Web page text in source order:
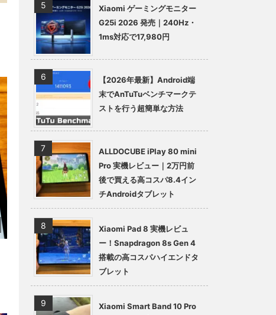
Xiaomi ゲーミングモニター
G25i 2026 発売｜240Hz・
1ms対応で17,980円
【2026年最新】Android端
末でAnTuTuベンチマークテ
ストを行う超簡単な方法
ALLDOCUBE iPlay 80 mini
Pro 実機レビュー｜2万円前
後で買える高コスパ8.4イン
チAndroidタブレット
Xiaomi Pad 8 実機レビュ
ー！Snapdragon 8s Gen 4
搭載の高コスパハイエンドタ
ブレット
Xiaomi Smart Band 10 Pro